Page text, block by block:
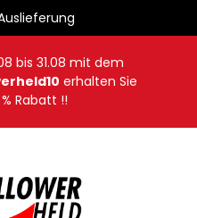
bis 31.08 mit dem
erhalten Sie
Rabatt !!